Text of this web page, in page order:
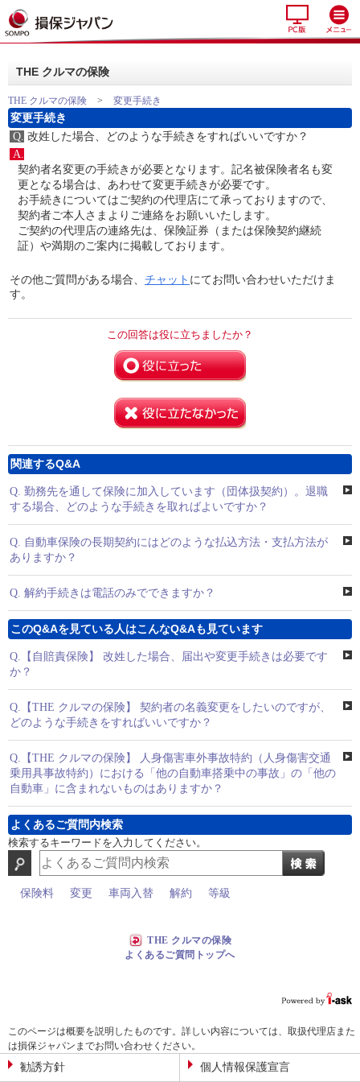
THE クルマの保険
THE クルマの保険 > 変更手続き
変更手続き
Q. 改姓した場合、どのような手続きをすればいいですか？
A.
契約者名変更の手続きが必要となります。記名被保険者名も変
更となる場合は、あわせて変更手続きが必要です。
お手続きについてはご契約の代理店にて承っておりますので、
契約者ご本人さまよりご連絡をお願いいたします。
ご契約の代理店の連絡先は、保険証券（または保険契約継続
証）や満期のご案内に掲載しております。
その他ご質問がある場合、 チャット にてお問い合わせいただけま
す。
この回答は役に立ちましたか？
関連するQ&A
Q. 勤務先を通して保険に加入しています（団体扱契約）。退職
する場合、どのような手続きを取ればよいですか？
Q. 自動車保険の長期契約にはどのような払込方法・支払方法が
ありますか？
Q. 解約手続きは電話のみでできますか？
このQ&Aを見ている人はこんなQ&Aも見ています
Q. 【自賠責保険】 改姓した場合、届出や変更手続きは必要です
か？
Q. 【THE クルマの保険】 契約者の名義変更をしたいのですが、
どのような手続きをすればいいですか？
Q. 【THE クルマの保険】 人身傷害車外事故特約（人身傷害交通
乗用具事故特約）における「他の自動車搭乗中の事故」の「他の
自動車」に含まれないものはありますか？
よくあるご質問内検索
検索するキーワードを入力してください。
保険料 変更 車両入替 解約 等級
THE クルマの保険
よくあるご質問トップへ
このページは概要を説明したものです。詳しい内容については、取扱代理店また
は損保ジャパンまでお問い合わせください。
勧誘方針 個人情報保護宣言